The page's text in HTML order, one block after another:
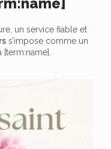
un service fiable et
s’impose comme un